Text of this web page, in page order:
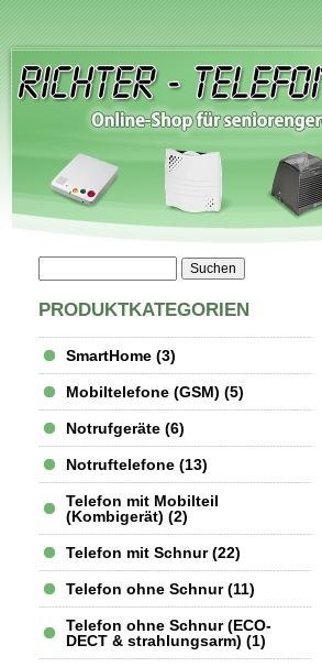
PRODUKTKATEGORIEN
SmartHome (3)
Mobiltelefone (GSM) (5)
Notrufgeräte (6)
Notruftelefone (13)
Telefon mit Mobilteil
(Kombigerät) (2)
Telefon mit Schnur (22)
Telefon ohne Schnur (11)
Telefon ohne Schnur (ECO-
DECT & strahlungsarm) (1)